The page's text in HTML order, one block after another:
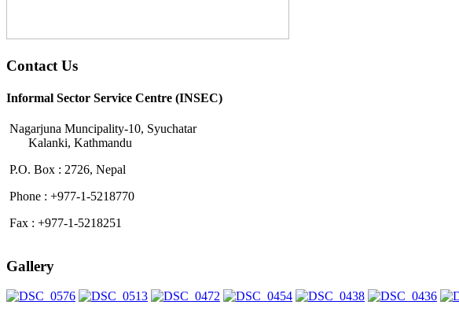
Contact Us
Informal Sector Service Centre (INSEC)
Nagarjuna Muncipality-10, Syuchatar
Kalanki, Kathmandu
P.O. Box : 2726, Nepal
Phone : +977-1-5218770
Fax : +977-1-5218251
Gallery